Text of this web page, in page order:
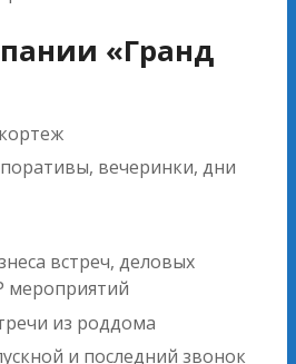
«Гранд
вечеринки, дни
встреч, деловых
мероприятий
из роддома
и последний звонок